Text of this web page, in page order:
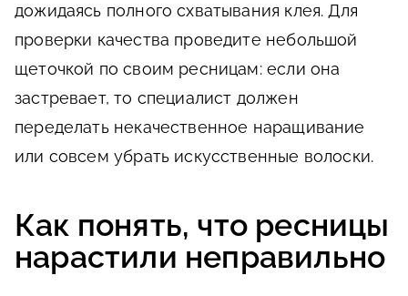
дожидаясь полного схватывания клея. Для
проверки качества проведите небольшой
щеточкой по своим ресницам: если она
застревает, то специалист должен
переделать некачественное наращивание
или совсем убрать искусственные волоски.
Как понять, что ресницы
нарастили неправильно